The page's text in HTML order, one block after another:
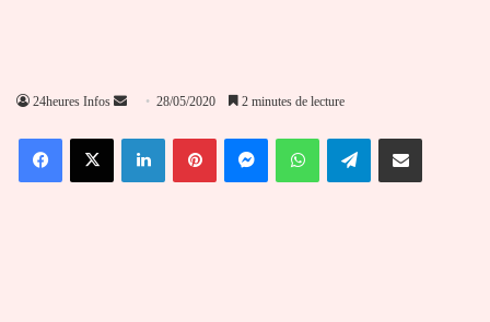
24heures Infos
Envoyer
courriel
28/05/2020 2 minutes de lecture
FacebookX LinkedinPinterestMessengerWhatsAppTelegramPartager par email